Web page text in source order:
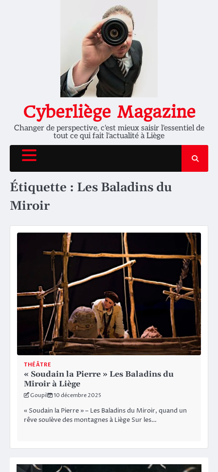
Cyberliège Magazine
Changer de perspective, c'est mieux saisir l'essentiel de
tout ce qui fait l'actualité à Liège
Étiquette : Les Baladins du
Miroir
THÉÂTRE
« Soudain la Pierre » Les Baladins du
Miroir à Liège
Goupil 10 décembre 2025
« Soudain la Pierre » – Les Baladins du Miroir, quand un
rêve soulève des montagnes à Liège Sur les…